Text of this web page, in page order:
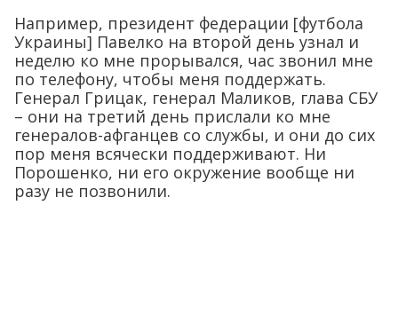
Например, президент федерации [футбола
Украины] Павелко на второй день узнал и
неделю ко мне прорывался, час звонил мне
по телефону, чтобы меня поддержать.
Генерал Грицак, генерал Маликов, глава СБУ
– они на третий день прислали ко мне
генералов-афганцев со службы, и они до сих
пор меня всячески поддерживают. Ни
Порошенко, ни его окружение вообще ни
разу не позвонили.